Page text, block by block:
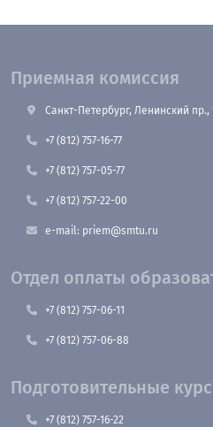
Приемная комиссия
Санкт-Петербург, Ленинский пр.,
+7 (812) 757-16-77
+7 (812) 757-05-77
+7 (812) 757-22-00
e-mail: priem@smtu.ru
Отдел оплаты
+7 (812) 757-06-11
+7 (812) 757-06-88
Подготовительные
+7 (812) 757-16-22